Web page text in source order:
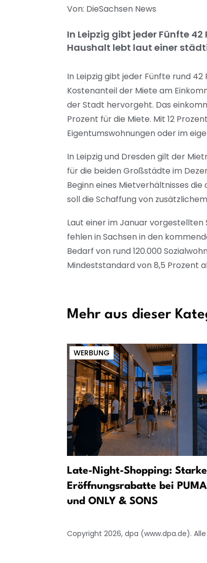
Von: DieSachsen News
In Leipzig gibt jeder Fünfte
Haushalt lebt laut einer
In Leipzig gibt jeder Fünfte rund
Kostenanteil der Miete am
der Stadt hervorgeht. Das
Prozent für die Miete. Mit 12
Eigentumswohnungen oder im
In Leipzig und Dresden gilt der
für die beiden Großstädte im
Beginn eines Mietverhältnisses
soll die Schaffung von
Laut einer im Januar vorgestellten
fehlen in Sachsen in den
Bedarf von rund 120.000
Mindeststandard von 8,5 Prozent
Mehr aus dieser
WERBUNG
Late-Night-Shopping: Starke
Eröffnungsrabatte bei PUMA
und ONLY & SONS
Copyright 2026, dpa (www.dpa.de).